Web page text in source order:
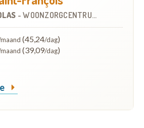
-WOONZORGCENTRUM (WZC)
(45,24/dag)
(39,09/dag)